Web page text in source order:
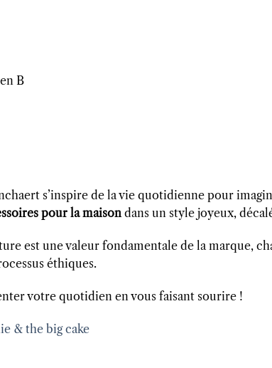
B
s’inspire de la vie quotidienne pour
pour la maison dans un style joyeux,
est une valeur fondamentale de la marque,
éthiques.
votre quotidien en vous faisant sourire !
& the big cake